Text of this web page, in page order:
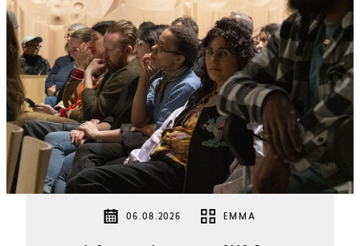
06.08.2026 EMMA